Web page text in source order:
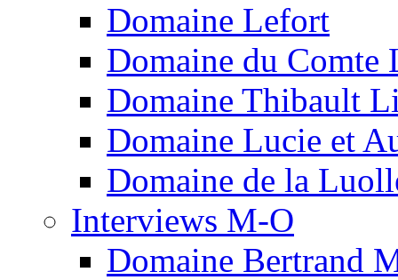
Domaine Lefort
Domaine du Comte
Domaine Thibault
Domaine Lucie et
Domaine de la
Interviews M-O
Domaine Bertrand